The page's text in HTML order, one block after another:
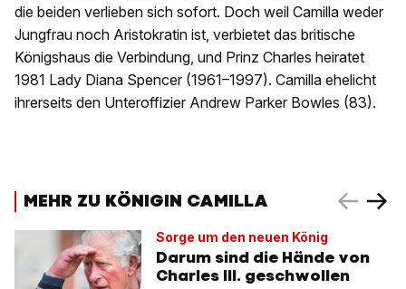
die beiden verlieben sich sofort. Doch weil Camilla weder
Jungfrau noch Aristokratin ist, verbietet das britische
Königshaus die Verbindung, und Prinz Charles heiratet
1981 Lady Diana Spencer (1961–1997). Camilla ehelicht
ihrerseits den Unteroffizier Andrew Parker Bowles (83).
MEHR ZU KÖNIGIN CAMILLA
Sorge um den neuen König
Darum sind die Hände von
Charles III. geschwollen